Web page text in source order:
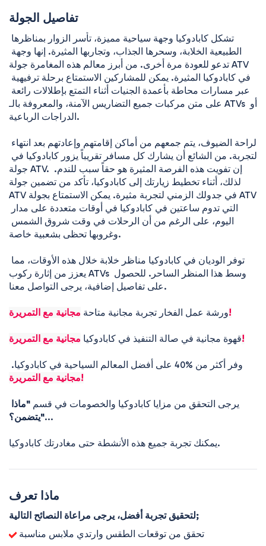
تفاصيل الجولة
تدعو للعودة مرة أخرى. من أبرز معالم هذه المغامرة جولة ATV
على متن مركبات جميع التضاريس الآمنة، والمعروفة بالـ ATVs أو
الدراجات الرباعية.
جولة ATV. إن تفويت هذه الفرصة المثيرة هو حقاً سبب للندم.
لذلك، أثناء تخطيط زيارتك إلى كابادوكيا، تأكد من تضمين جولة
ATV في جدولك الزمني لتجربة مثيرة. يمكن الاستمتاع بجولة ATV
وغروبها تحظى بشعبية خاصة.
يعزز من إثارة ركوب ATVs وسط هذا المنظر الساحر. للحصول
على تفاصيل إضافية، يرجى التواصل معنا.
ورشة عمل الفخار تجربة مجانية متاحة مجانية مع التمريرة!
قهوة مجانية في صالة التنفيذ في كابادوكيا مجانية مع التمريرة!
وفر أكثر من %40 على أفضل المعالم السياحية في كابادوكيا.
مجانية مع التمريرة!
يرجى التحقق من مزايا كابادوكيا والخصومات في قسم
يتضمن؟"...
يمكنك تجربة جميع هذه الأنشطة حتى مغادرتك كابادوكيا.
ماذا تعرف
لتحقيق تجربة أفضل، يرجى مراعاة النصائح التالية;
تحقق من توقعات الطقس وارتدي ملابس مناسبة